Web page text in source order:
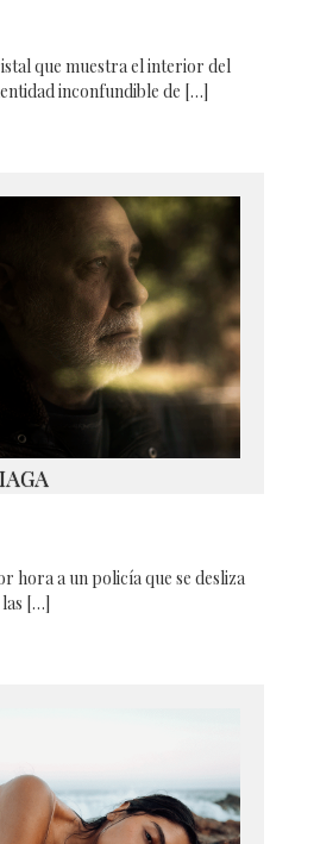
IMG_1954
que muestra el interior del
inconfundible de […]
hora a un policía que se desliza
[…]